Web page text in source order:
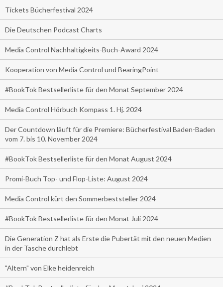
Tickets Bücherfestival 2024
Die Deutschen Podcast Charts
Media Control Nachhaltigkeits-Buch-Award 2024
Kooperation von Media Control und BearingPoint
#BookTok Bestsellerliste für den Monat September 2024
Media Control Hörbuch Kompass 1. Hj. 2024
Der Countdown läuft für die Premiere: Bücherfestival Baden-Baden
vom 7. bis 10. November 2024
#BookTok Bestsellerliste für den Monat August 2024
Promi-Buch Top- und Flop-Liste: August 2024
Media Control kürt den Sommerbeststeller 2024
#BookTok Bestsellerliste für den Monat Juli 2024
Die Generation Z hat als Erste die Pubertät mit den neuen Medien
in der Tasche durchlebt
"Altern" von Elke heidenreich